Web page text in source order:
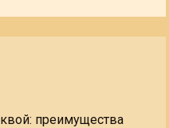
преимущества